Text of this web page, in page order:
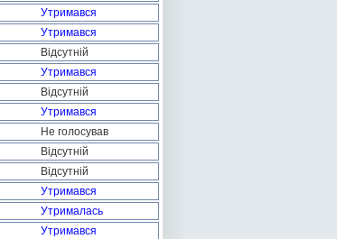
Утримався
Утримався
Відсутній
Утримався
Відсутній
Утримався
Не голосував
Відсутній
Відсутній
Утримався
Утрималась
Утримався